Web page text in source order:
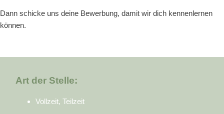
Dann schicke uns deine Bewerbung, damit wir dich kennenlernen
können.
Art der Stelle:
Vollzeit, Teilzeit